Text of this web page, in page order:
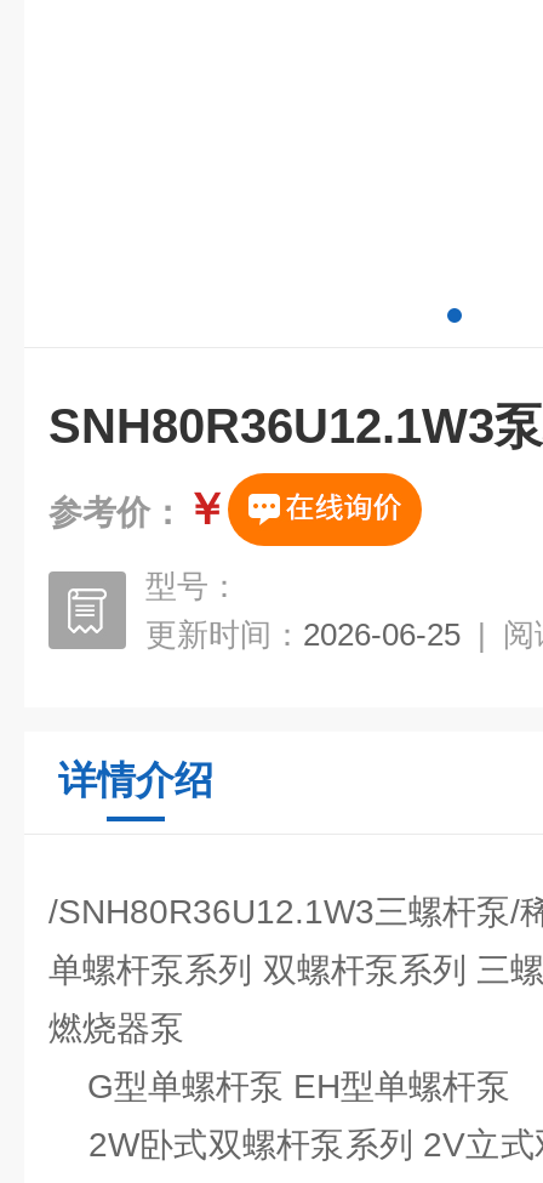
SNH80R36U12.1W3
参考价： ￥
型号：
更新时间： 2026-06-25 | 阅
详情介绍
/SNH80R36U12.1W3三螺杆泵/
单螺杆泵系列 双螺杆泵系列 三
燃烧器泵
G型单螺杆泵 EH型单螺杆泵
2W卧式双螺杆泵系列 2V立式